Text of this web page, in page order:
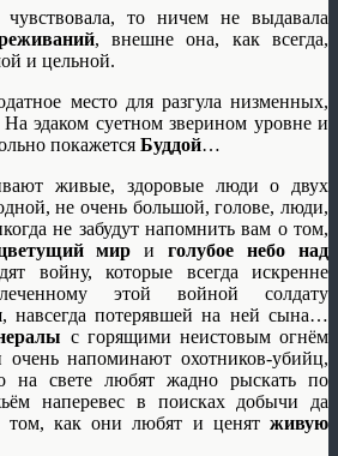
то ничем не выдавала
, внешне она, как всегда,
и цельной.
место для разгула низменных,
эдаком суетном зверином уровне и
покажется Буддой…
живые, здоровые люди о двух
не очень большой, голове, люди,
не забудут напомнить вам о том,
мир иголубое небо над
войну, которые всегда искренне
этой войной солдату
, навсегда потерявшей на ней сына…
с горящими неистовым огнём
напоминают охотников-убийц,
на свете любят жадно рыскать по
наперевес в поисках добычи да
том, как они любят и ценятживую